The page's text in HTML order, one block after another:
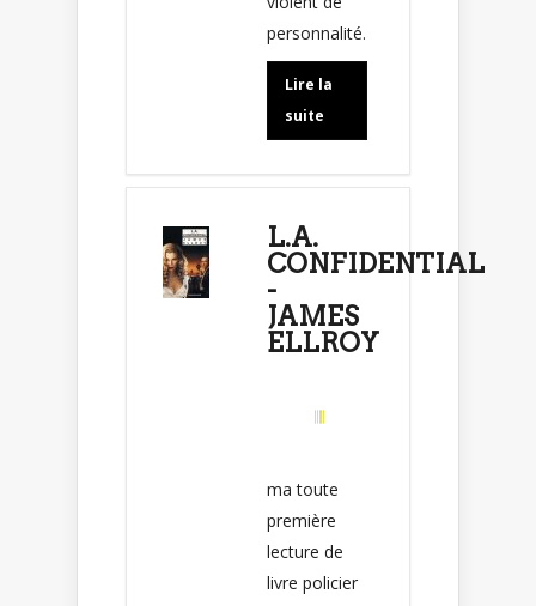
personnalité.
Lire la
suite
L.A.
CONFIDENTIAL
-
JAMES
ELLROY
ma toute
première
lecture de
livre policier